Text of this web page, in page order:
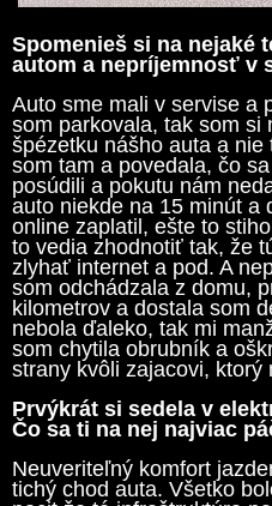
Spomenieš si na nejaké
autom a nepríjemnosť v
Auto sme mali v servise a
som parkovala, tak som si
špézetku nášho auta a
som tam a povedala, čo
posúdili a pokutu nám
auto niekde na 15 minút a
online zaplatil, ešte to
to vedia zhodnotiť tak, že
zlyhať internet a pod. A
som odchádzala z domu,
kilometrov a dostala som
nebola ďaleko, tak mi
som chytila obrubník a
strany kvôli zajacovi, ktorý
Prvýkrát si sedela v
Čo sa ti na nej najviac
Neuveriteľný komfort
tichý chod auta. Všetko